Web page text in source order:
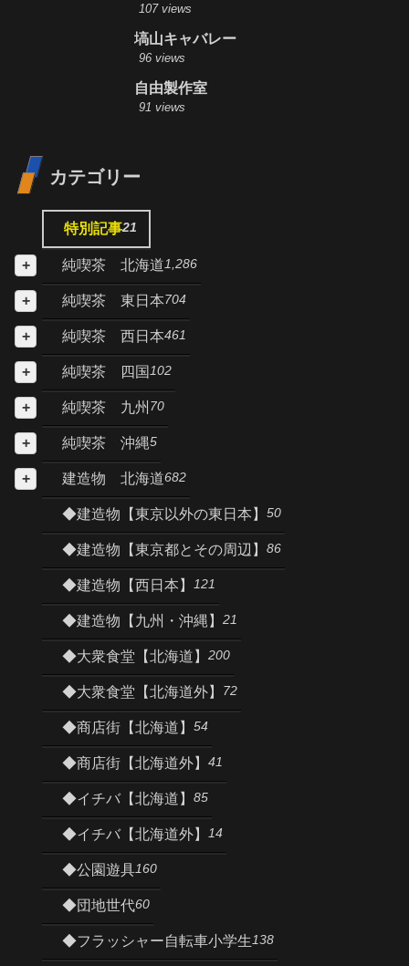
107 views
塙山キャバレー
96 views
自由製作室
91 views
カテゴリー
特別記事21
純喫茶 北海道1,286
純喫茶 東日本704
純喫茶 西日本461
純喫茶 四国 102
純喫茶 九州 70
純喫茶 沖縄5
建造物 北海道682
◆建造物【東京以外の東日本】 50
◆建造物【東京都とその周辺】 86
◆建造物【西日本】 121
◆建造物【九州・沖縄】 21
◆大衆食堂【北海道】 200
◆大衆食堂【北海道外】 72
◆商店街【北海道】 54
◆商店街【北海道外】 41
◆イチバ【北海道】 85
◆イチバ【北海道外】 14
◆公園遊具160
◆団地世代60
◆フラッシャー自転車小学生138